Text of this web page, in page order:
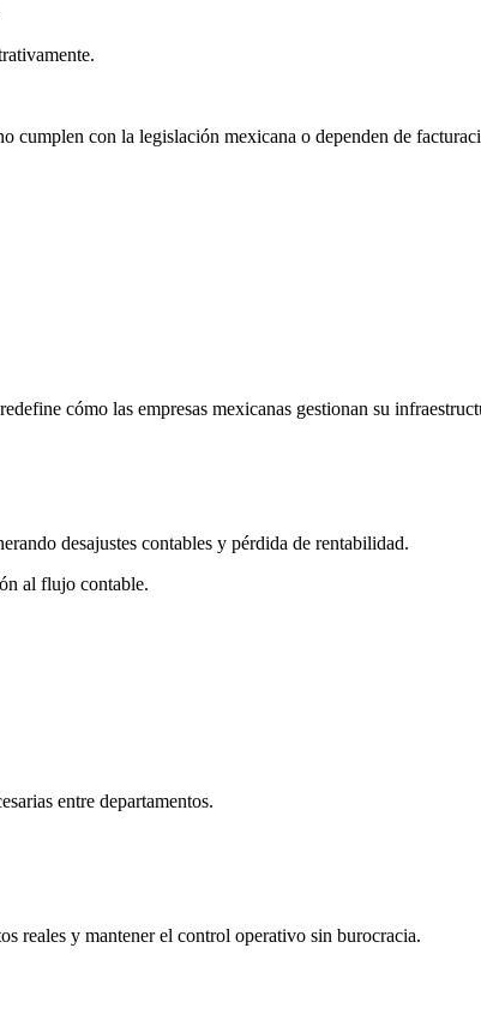
cumplen con la legislación mexicana o dependen de
cómo las empresas mexicanas gestionan su
desajustes contables y pérdida de rentabilidad.
al flujo contable.
entre departamentos.
reales y mantener el control operativo sin burocracia.